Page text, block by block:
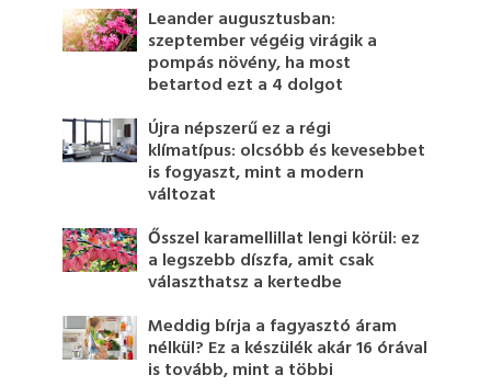
Leander augusztusban:
szeptember végéig virágik a
pompás növény, ha most
betartod ezt a 4 dolgot
Újra népszerű ez a régi
klímatípus: olcsóbb és kevesebbet
is fogyaszt, mint a modern
változat
Ősszel karamellillat lengi körül: ez
a legszebb díszfa, amit csak
választhatsz a kertedbe
Meddig bírja a fagyasztó áram
nélkül? Ez a készülék akár 16 órával
is tovább, mint a többi